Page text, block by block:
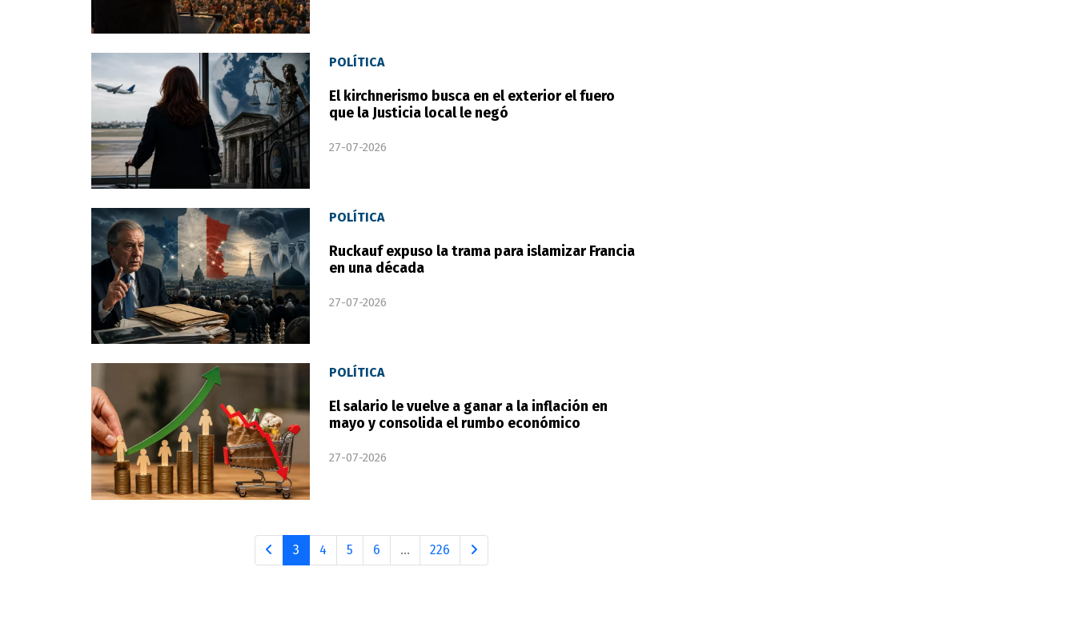
POLÍTICA
El kirchnerismo busca en el exterior el fuero
que la Justicia local le negó
27-07-2026
POLÍTICA
Ruckauf expuso la trama para islamizar Francia
en una década
27-07-2026
POLÍTICA
El salario le vuelve a ganar a la inflación en
mayo y consolida el rumbo económico
27-07-2026
3 4 5 6 ... 226